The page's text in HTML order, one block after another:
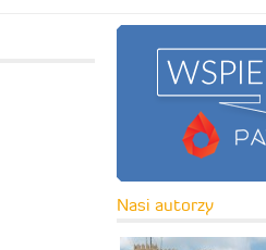
Nasi autorzy